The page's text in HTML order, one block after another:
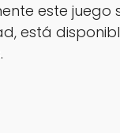
este juego
está